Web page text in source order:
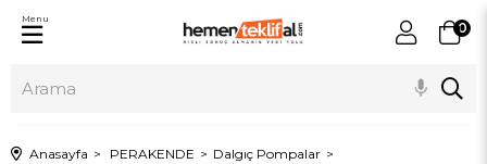
0
Menu
Anasayfa PERAKENDE Dalgıç Pompalar